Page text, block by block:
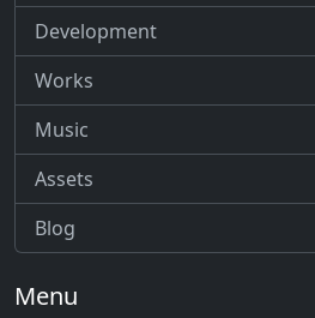
Development
Works
Music
Assets
Blog
Menu